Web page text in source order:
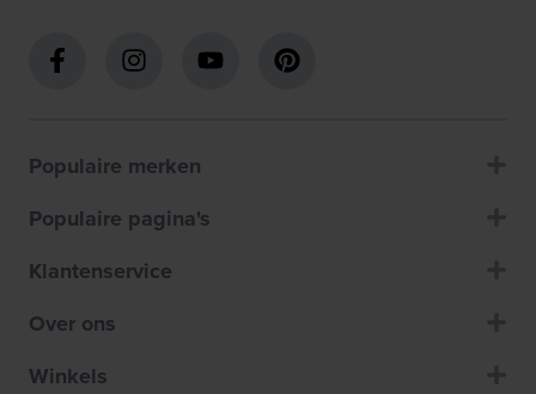
Populaire merken
Populaire pagina's
Klantenservice
Over ons
Winkels